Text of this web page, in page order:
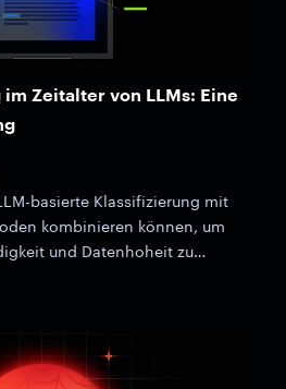
Zeitalter von LLMs: Eine
basierte Klassifizierung mit
kombinieren können, um
und Datenhoheit zu